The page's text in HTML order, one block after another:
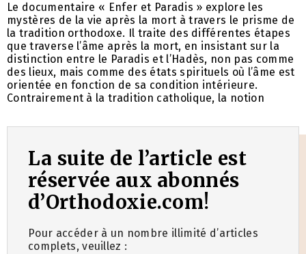
Le documentaire « Enfer et Paradis » explore les
mystères de la vie après la mort à travers le prisme de
la tradition orthodoxe. Il traite des différentes étapes
que traverse l’âme après la mort, en insistant sur la
distinction entre le Paradis et l’Hadès, non pas comme
des lieux, mais comme des états spirituels où l’âme est
orientée en fonction de sa condition intérieure.
Contrairement à la tradition catholique, la notion
La suite de l’article est
réservée aux abonnés
d’Orthodoxie.com!
Pour accéder à un nombre illimité d’articles
complets, veuillez :